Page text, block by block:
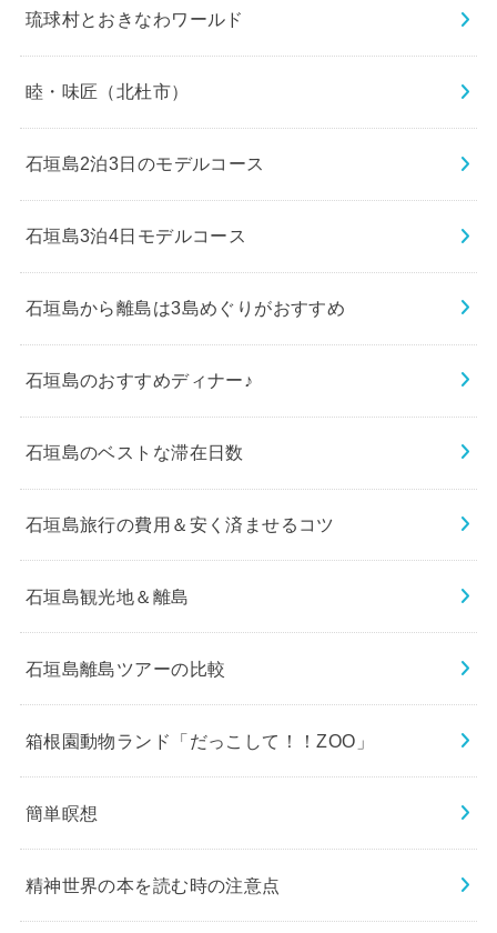
琉球村とおきなわワールド
睦・味匠（北杜市）
石垣島2泊3日のモデルコース
石垣島3泊4日モデルコース
石垣島から離島は3島めぐりがおすすめ
石垣島のおすすめディナー♪
石垣島のベストな滞在日数
石垣島旅行の費用＆安く済ませるコツ
石垣島観光地＆離島
石垣島離島ツアーの比較
箱根園動物ランド「だっこして！！ZOO」
簡単瞑想
精神世界の本を読む時の注意点